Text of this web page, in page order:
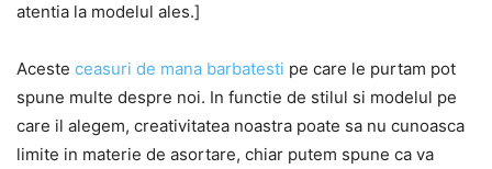
atentia la modelul ales.]
Aceste ceasuri de mana barbatesti pe care le purtam pot
spune multe despre noi. In functie de stilul si modelul pe
care il alegem, creativitatea noastra poate sa nu cunoasca
limite in materie de asortare, chiar putem spune ca va